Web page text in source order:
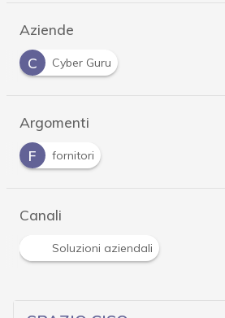
Aziende
C
Cyber Guru
Argomenti
F
fornitori
Canali
Soluzioni aziendali